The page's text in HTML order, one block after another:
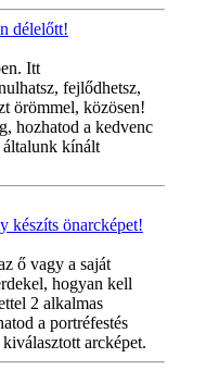
délelőtt!
Itt
fejlődhetsz,
örömmel, közösen!
hozhatod a kedvenc
általunk kínált
készíts önarcképet!
ő vagy a saját
hogyan kell
2 alkalmas
a portréfestés
arcképet.